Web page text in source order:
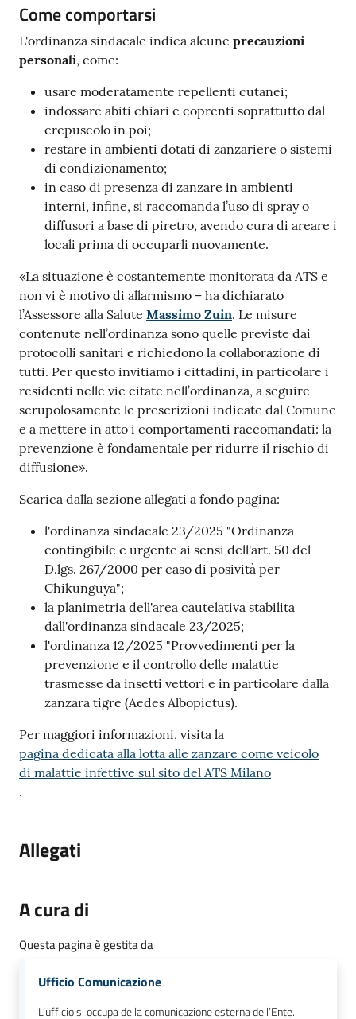
Come comportarsi
L'ordinanza sindacale indica alcune precauzioni
personali, come:
usare moderatamente repellenti cutanei;
indossare abiti chiari e coprenti soprattutto dal
crepuscolo in poi;
restare in ambienti dotati di zanzariere o sistemi
di condizionamento;
in caso di presenza di zanzare in ambienti
interni, infine, si raccomanda l’uso di spray o
diffusori a base di piretro, avendo cura di areare i
locali prima di occuparli nuovamente.
«La situazione è costantemente monitorata da ATS e
non vi è motivo di allarmismo – ha dichiarato
l’Assessore alla Salute Massimo Zuin. Le misure
contenute nell’ordinanza sono quelle previste dai
protocolli sanitari e richiedono la collaborazione di
tutti. Per questo invitiamo i cittadini, in particolare i
residenti nelle vie citate nell’ordinanza, a seguire
scrupolosamente le prescrizioni indicate dal Comune
e a mettere in atto i comportamenti raccomandati: la
prevenzione è fondamentale per ridurre il rischio di
diffusione».
Scarica dalla sezione allegati a fondo pagina:
l'ordinanza sindacale 23/2025 "Ordinanza
contingibile e urgente ai sensi dell'art. 50 del
D.lgs. 267/2000 per caso di posività per
Chikunguya";
la planimetria dell'area cautelativa stabilita
dall'ordinanza sindacale 23/2025;
l'ordinanza 12/2025 "Provvedimenti per la
prevenzione e il controllo delle malattie
trasmesse da insetti vettori e in particolare dalla
zanzara tigre (Aedes Albopictus).
Per maggiori informazioni, visita la
pagina dedicata alla lotta alle zanzare come veicolo
di malattie infettive sul sito del ATS Milano
.
Allegati
A cura di
Questa pagina è gestita da
Ufficio Comunicazione
L’ufficio si occupa della comunicazione esterna dell’Ente.